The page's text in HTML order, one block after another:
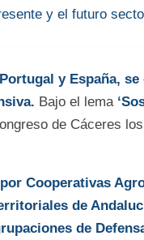
y el futuro
y España,
Bajo el lema
de Cáceres
Cooperativas
de
de